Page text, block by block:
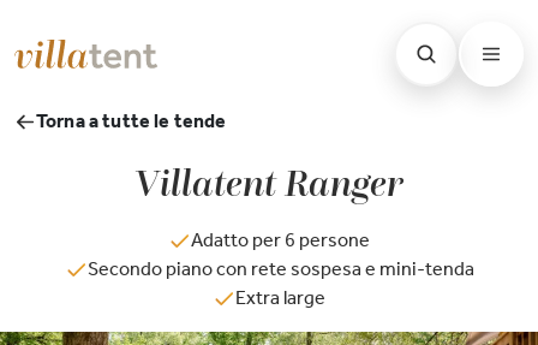
Torna a tutte le tende
Villatent Ranger
Adatto per 6 persone
Secondo piano con rete sospesa e mini-tenda
Extra large